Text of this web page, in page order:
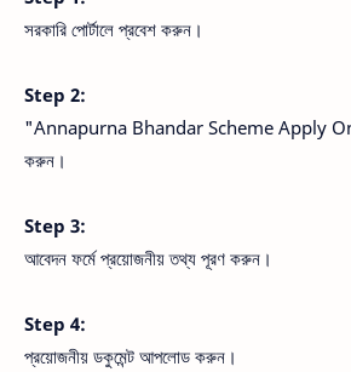
সরকারি পোর্টালে প্রবেশ করুন।
Step 2:
"Annapurna Bhandar Scheme Apply
করুন।
Step 3:
আবেদন ফর্মে প্রয়োজনীয় তথ্য পূরণ করুন।
Step 4:
প্রয়োজনীয় ডকুমেন্ট আপলোড করুন।